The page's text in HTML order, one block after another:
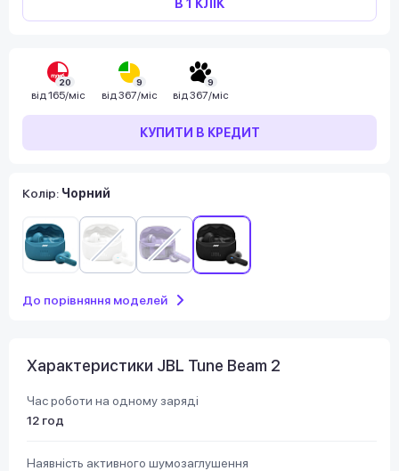
В 1 КЛІК
20
від 165/міс
9
від 367/міс
9
від 367/міс
КУПИТИ В КРЕДИТ
Колір: Чорний
До порівняння моделей
Характеристики JBL Tune Beam 2
Час роботи на одному заряді
12 год
Наявність активного шумозаглушення